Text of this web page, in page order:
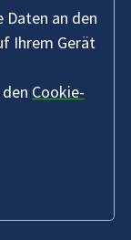
Daten an den
Ihrem Gerät
Cookie-